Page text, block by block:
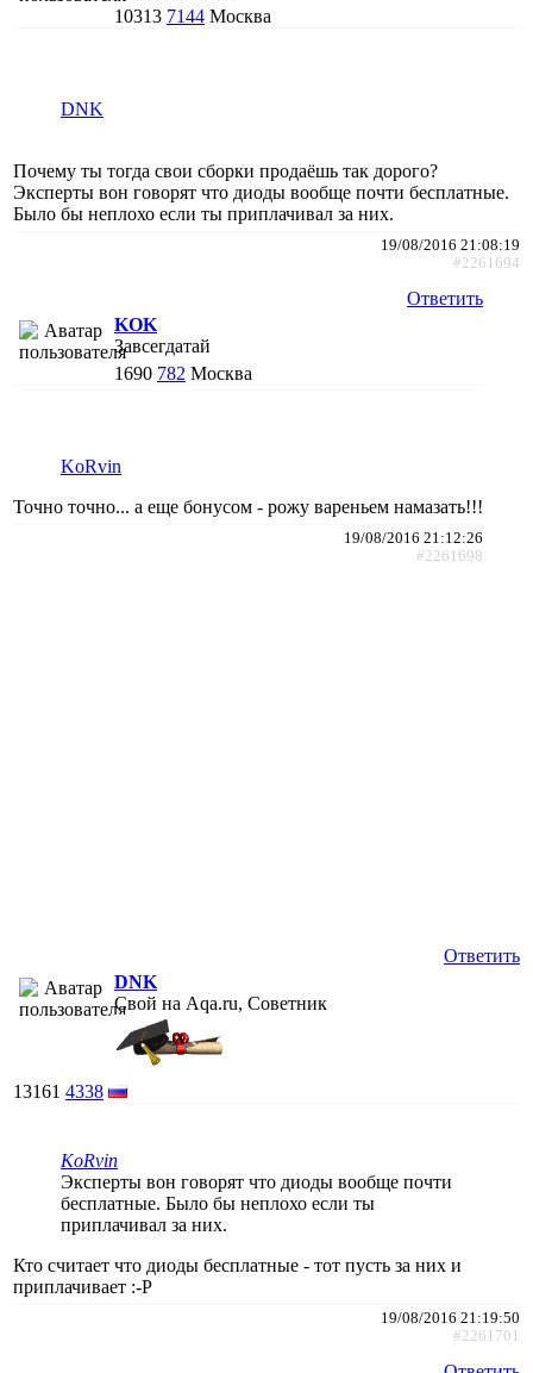
10313 7144 Москва
DNK
Почему ты тогда свои сборки продаёшь так дорого?
Эксперты вон говорят что диоды вообще почти бесплатные.
Было бы неплохо если ты приплачивал за них.
19/08/2016 21:08:19
#2261694
Ответить
KOK
Завсегдатай
1690 782 Москва
KoRvin
Точно точно... а еще бонусом - рожу вареньем намазать!!!
19/08/2016 21:12:26
#2261698
Ответить
DNK
Свой на Aqa.ru, Советник
13161 4338
KoRvin
Эксперты вон говорят что диоды вообще почти
бесплатные. Было бы неплохо если ты
приплачивал за них.
Кто считает что диоды бесплатные - тот пусть за них и
приплачивает :-P
19/08/2016 21:19:50
#2261701